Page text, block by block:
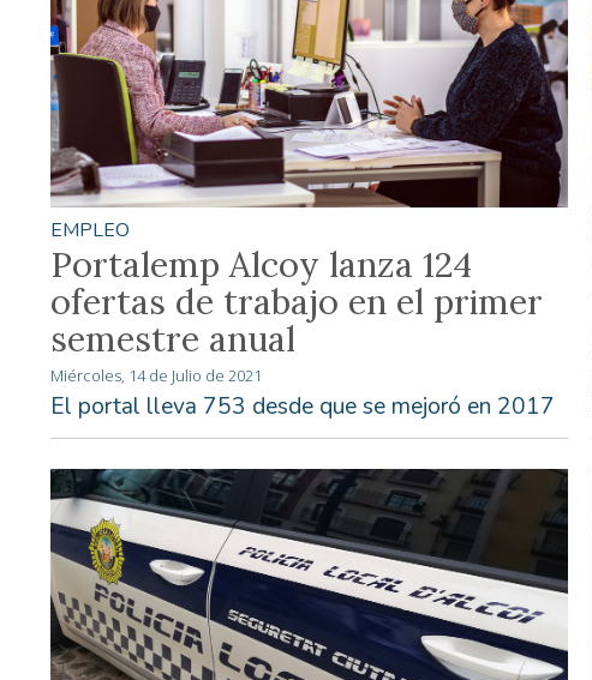
EMPLEO
Portalemp Alcoy lanza 124
ofertas de trabajo en el primer
semestre anual
Miércoles, 14 de Julio de 2021
El portal lleva 753 desde que se mejoró en 2017